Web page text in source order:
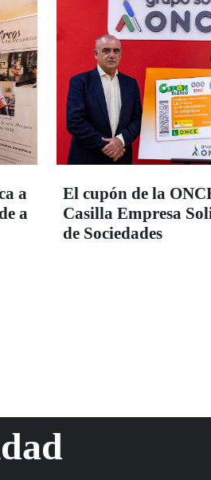
a
a
El cupón de la
Casilla Empresa
de Sociedades